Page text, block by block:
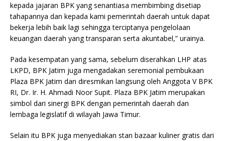
kepada jajaran BPK yang senantiasa membimbing disetiap
tahapannya dan kepada kami pemerintah daerah untuk dapat
bekerja lebih baik lagi sehingga terciptanya pengelolaan
keuangan daerah yang transparan serta akuntabel,” urainya.
Pada kesempatan yang sama, sebelum diserahkan LHP atas
LKPD, BPK Jatim juga mengadakan seremonial pembukaan
Plaza BPK Jatim dan diresmikan langsung oleh Anggota V BPK
RI, Dr. Ir. H. Ahmadi Noor Supit. Plaza BPK Jatim merupakan
simbol dari sinergi BPK dengan pemerintah daerah dan
lembaga legislatif di wilayah Jawa Timur.
Selain itu BPK juga menyediakan stan bazaar kuliner gratis dari